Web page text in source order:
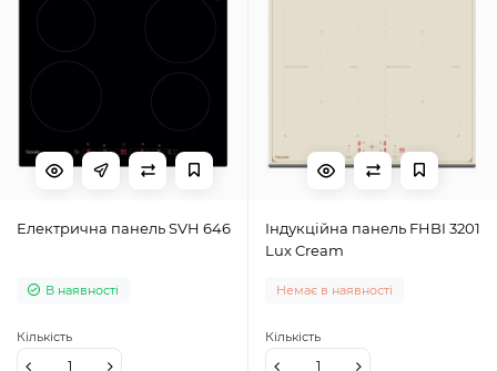
Електрична панель SVH 646
В наявності
Кількість
Індукційна панель FHBI 3201
Lux Cream
Немає в наявності
Кількість